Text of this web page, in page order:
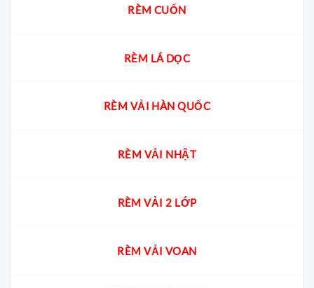
RÈM CUỐN
RÈM LÁ DỌC
RÈM VẢI HÀN QUỐC
RÈM VẢI NHẬT
RÈM VẢI 2 LỚP
RÈM VẢI VOAN